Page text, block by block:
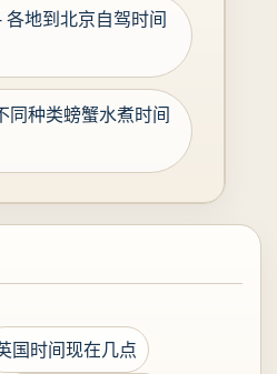
地到北京自驾时间
同种类螃蟹水煮时间
国时间现在几点